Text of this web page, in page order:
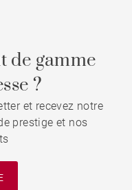
de gamme
?
et recevez notre
prestige et nos